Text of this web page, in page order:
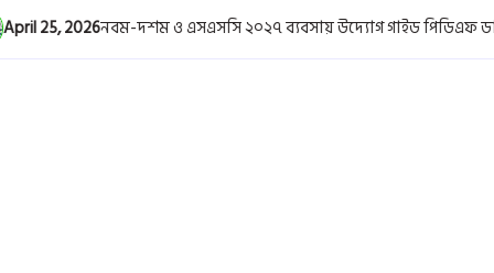
25, 2026নবম-দশম ও এসএসসি ২০২৭ ব্যবসায় উদ্যোগ গাইড পিডিএফ